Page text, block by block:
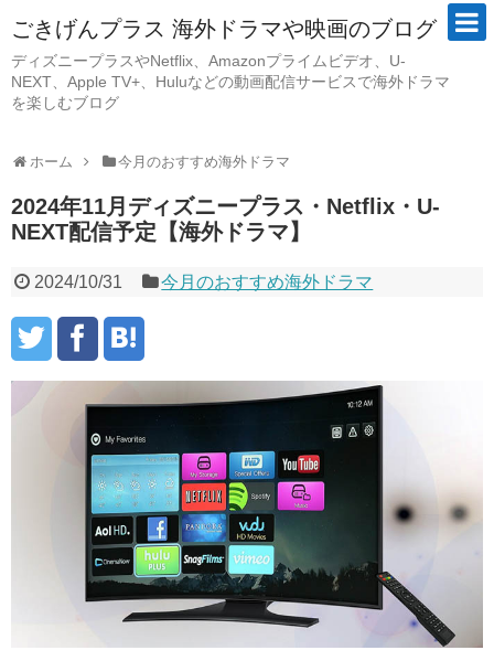
ごきげんプラス 海外ドラマや映画のブログ
ディズニープラスやNetflix、Amazonプライムビデオ、U-
NEXT、Apple TV+、Huluなどの動画配信サービスで海外ドラマ
を楽しむブログ
ホーム 今月のおすすめ海外ドラマ
2024年11月ディズニープラス・Netflix・U-
NEXT配信予定【海外ドラマ】
2024/10/31 今月のおすすめ海外ドラマ